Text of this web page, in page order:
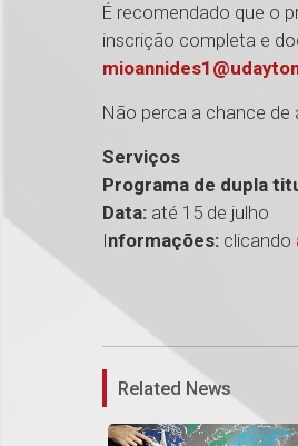
É recomendado que o
inscrição completa e
Não perca a chance de
Serviços
Programa de dupla
Data: até 15 de julho
Informações: clicando
Related News